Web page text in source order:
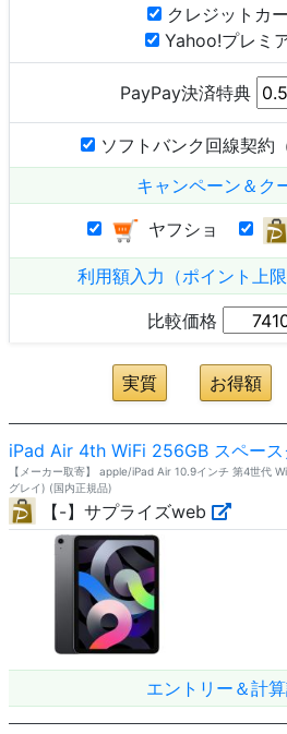
クレジットカ
Yahoo!プレミ
PayPay決済特典
ソフトバンク回線契約
キャンペーン＆ク
ヤフショ
利用額入力（ポイント上限
比較価格
iPad Air 4th WiFi 256GB スペース
【メーカー取寄】 apple/iPad Air 10.9インチ 第4世代
グレイ) (国内正規品)
【-】サプライズweb
エントリー＆計